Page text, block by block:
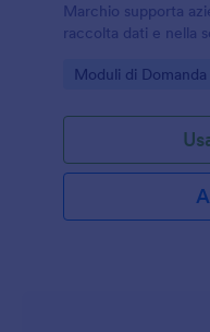
Marchio supporta
raccolta dati e nella
modulo in Jotform.
Go to Category:
Moduli di Domanda